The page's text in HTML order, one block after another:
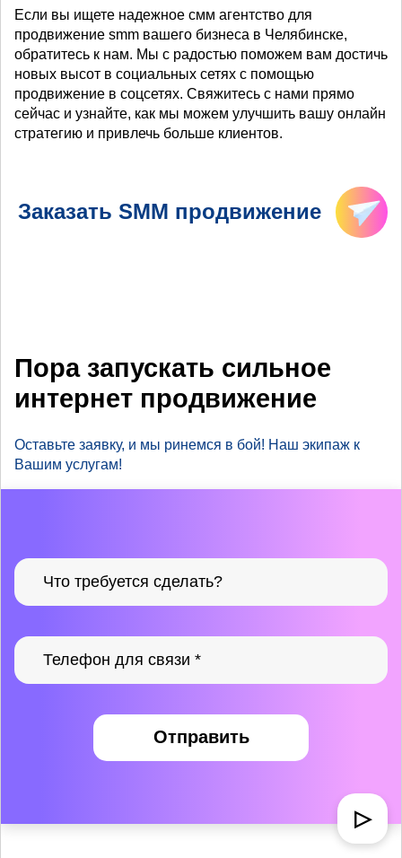
Если вы ищете надежное смм агентство для
продвижение smm вашего бизнеса в Челябинске,
обратитесь к нам. Мы с радостью поможем вам достичь
новых высот в социальных сетях с помощью
продвижение в соцсетях. Свяжитесь с нами прямо
сейчас и узнайте, как мы можем улучшить вашу онлайн
стратегию и привлечь больше клиентов.
Заказать SMM продвижение
Пора запускать сильное
интернет продвижение
Оставьте заявку, и мы ринемся в бой! Наш экипаж к
Вашим услугам!
Отправить
▷